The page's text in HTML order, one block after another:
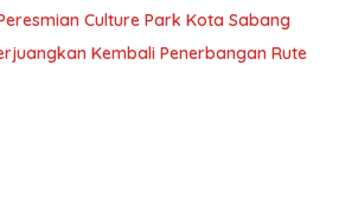
Culture Park Kota Sabang
Kembali Penerbangan Rute